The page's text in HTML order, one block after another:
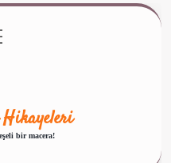
bir macera!